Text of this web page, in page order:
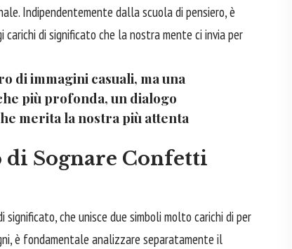
Indipendentemente dalla scuola di pensiero, è
carichi di significato che la nostra mente ci invia per
di immagini casuali, ma una
più profonda, un dialogo
merita la nostra più attenta
Sognare Confetti
che unisce due simboli molto carichi di per
è fondamentale analizzare separatamente il